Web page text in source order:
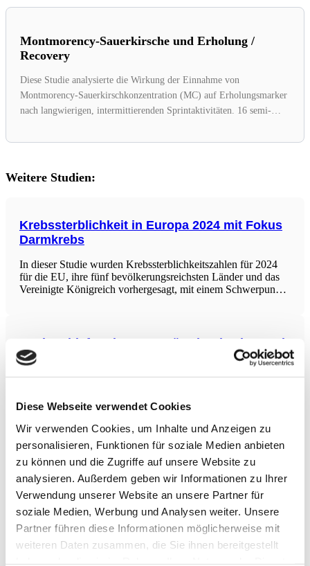
Diese Webseite verwendet Cookies
Wir verwenden Cookies, um Inhalte und Anzeigen zu
personalisieren, Funktionen für soziale Medien anbieten
zu können und die Zugriffe auf unsere Website zu
analysieren. Außerdem geben wir Informationen zu Ihrer
Verwendung unserer Website an unsere Partner für
soziale Medien, Werbung und Analysen weiter. Unsere
Partner führen diese Informationen möglicherweise mit
weiteren Daten zusammen, die Sie ihnen bereitgestellt
Montmorency-Sauerkirsche und Erholung /
Recovery
Diese Studie analysierte die Wirkung der Einnahme von
Montmorency-Sauerkirschkonzentration (MC) auf Erholungsmarker
nach langwierigen, intermittierenden Sprintaktivitäten. 16 semi-
Weitere Studien:
Krebssterblichkeit in Europa 2024 mit Fokus
Darmkrebs
In dieser Studie wurden Krebssterblichkeitszahlen für 2024
für die EU, ihre fünf bevölkerungsreichsten Länder und das
Vereinigte Königreich vorhergesagt, mit einem Schwerpunkt
Nachtschlaf geringer gestört durch Obst und
Gemüse
Paarungen von selbstberichteter Ernährung und objektiv
Schlafqualität wurde anhand des
Schlaffragmentierungsindexes beurteilt. Es zeigte sich, dass
eine höhere Tagesaufnahme von
Sicherheitsprofile von Injektionstherapien bei
Kniearthrose
In dieser systematischen Übersicht mit Metaanalyse wurden
559 Studien mit 76.061 Patienten ausgewertet, die
intraartikuläre Injektionstherapien bei Kniearthrose erhielten:
Kortikosteroide (CS, 7.121 Patienten), Hyaluronsäure (HA,
51.146), plättchenreiches Plasma (PRP, 11.941) und
zellbasierte Therapien (5.853). Die Gesamtrate der Patienten